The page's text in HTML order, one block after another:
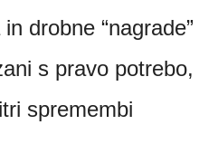
drobne “nagrade”
s pravo potrebo,
spremembi